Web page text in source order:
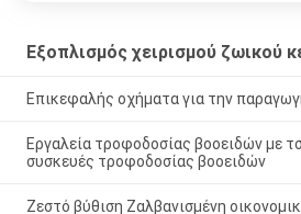
Εξοπλισμός χειρισμού ζωικού
Επικεφαλής οχήματα για την
Εργαλεία τροφοδοσίας βοοειδών με
συσκευές τροφοδοσίας βοοειδών
Ζεστό βύθιση Ζαλβανισμένη